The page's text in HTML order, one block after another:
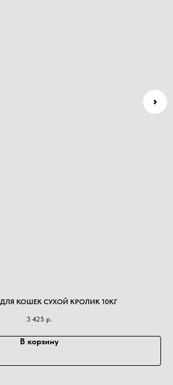
ДЛЯ КОШЕК СУХОЙ КРОЛИК 10КГ
3 425 р.
В корзину